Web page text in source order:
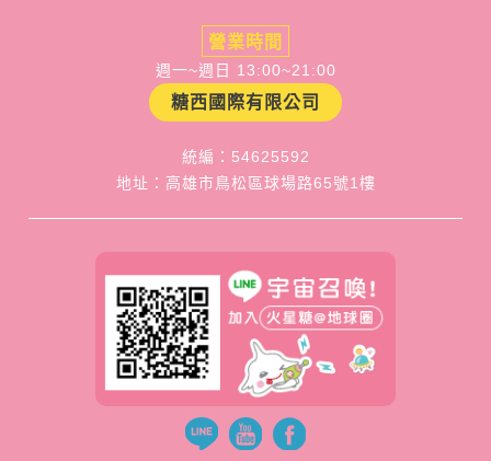
營業時間
週一~週日 13:00~21:00
糖西國際有限公司
統編：54625592
地址：高雄市鳥松區球場路65號1樓